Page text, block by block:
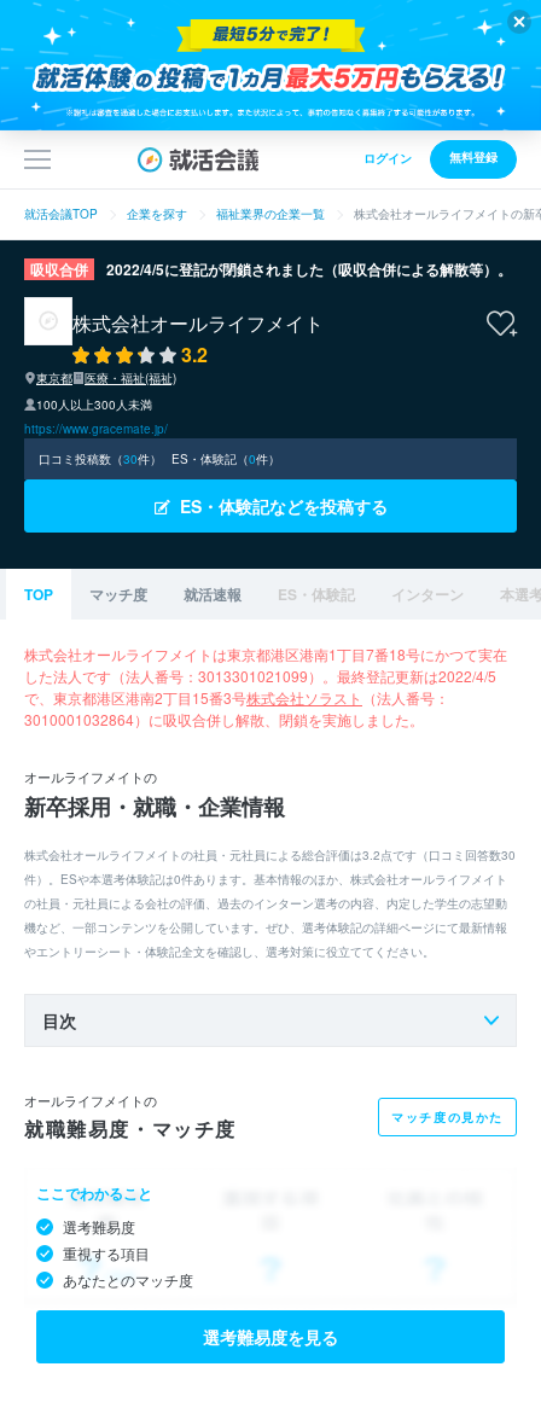
ログイン 無料登録
就活会議TOP 企業を探す 福祉業界の企業一覧 株式会社オールライフメイトの新
吸収合併 2022/4/5に登記が閉鎖されました（吸収合併による解散等）。
株式会社オールライフメイト
3.2
東京都
医療・福祉(福祉)
100人以上300人未満
https://www.gracemate.jp/
口コミ投稿数（30件） ES・体験記（0件）
ES・体験記などを投稿する
TOP マッチ度 就活速報 ES・体験記 インターン 本選
株式会社オールライフメイトは東京都港区港南1丁目7番18号にかつて実在
した法人です（法人番号：3013301021099）。最終登記更新は2022/4/5
で、東京都港区港南2丁目15番3号株式会社ソラスト （法人番号：
3010001032864）に吸収合併し解散、閉鎖を実施しました。
オールライフメイトの
新卒採用・就職・企業情報
株式会社オールライフメイトの社員・元社員による総合評価は3.2点です（口コミ回答数30
件）。ESや本選考体験記は0件あります。基本情報のほか、株式会社オールライフメイト
の社員・元社員による会社の評価、過去のインターン選考の内容、内定した学生の志望動
機など、一部コンテンツを公開しています。ぜひ、選考体験記の詳細ページにて最新情報
やエントリーシート・体験記全文を確認し、選考対策に役立ててください。
目次
オールライフメイトの
就職難易度・マッチ度 マッチ度の見かた
ここでわかること
選考難易度
重視する項目
あなたとのマッチ度
選考難易度を見る